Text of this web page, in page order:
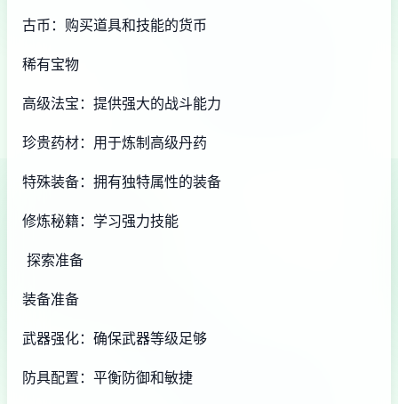
古币：购买道具和技能的货币
稀有宝物
高级法宝：提供强大的战斗能力
珍贵药材：用于炼制高级丹药
特殊装备：拥有独特属性的装备
修炼秘籍：学习强力技能
探索准备
装备准备
武器强化：确保武器等级足够
防具配置：平衡防御和敏捷